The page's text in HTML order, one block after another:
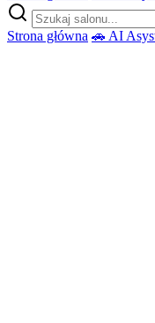
Strona główna 🚗 AI